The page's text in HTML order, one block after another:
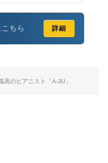
ちら 詳細
高のピアニスト「A-JU」